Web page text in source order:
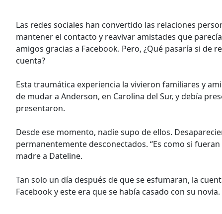
Las redes sociales han convertido las relaciones
mantener el contacto y reavivar amistades que
amigos gracias a Facebook. Pero, ¿Qué pasaría si de
cuenta?
Esta traumática experiencia la vivieron familiares y
de mudar a Anderson, en Carolina del Sur, y debía
presentaron.
Desde ese momento, nadie supo de ellos.
permanentemente desconectados. “Es como si
madre a Dateline.
Tan solo un día después de que se esfumaran, la
Facebook y este era que se había casado con su